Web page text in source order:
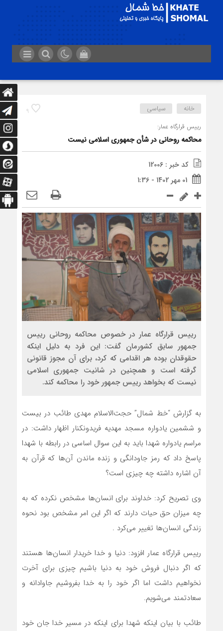
9 خانه سیاسی
رییس قرارگاه عمار:
محاکمه روحانی در شأن جمهوری اسلامی نیست
کد خبر : 12006
01 مهر 1402 - 1:36
رییس قرارگاه عمار در خصوص محاکمه روحانی رییس
جمهور سابق کشورمان گفت: این فرد به دلیل اینکه
حقوقدان بوده هر اقدامی که کرد، برای آن مجوز قانونی
گرفته است و همچنین در شانیت جمهوری اسلامی
نیست که بخواهد رییس جمهور خود را محاکمه کند.
به گزارش “خط شمال” حجت‌الاسلام مهدی طائب در بیست
و ششمین یادواره مسجد مهدیه فریدونکنار اظهار داشت: در
مراسم یادواره شهدا باید به این سوال اساسی در رابطه با شهدا
پاسخ داد که رمز جاودانگی و زنده ماندن آن‌ها که قرآن به
آن اشاره داشته چه چیزی است؟
وی تصریح کرد: خداوند برای انسان‌ها مشخص نکرده که به
چه میزان حق حیات دارند که اگر این امر مشخص بود نحوه
زندگی انسان‌ها تغییر می‌کرد .
رییس قرارگاه عمار افزود: دنیا و خدا خریدار انسان‌ها هستند
که اگر دنبال فروش خود به دنیا باشیم چیزی برای آخرت
نخواهیم داشت اما اگر خود را به خدا بفروشیم جاوادانه و
سعادتمند می‌شویم.
طائب با بیان اینکه شهدا برای اینکه در مسیر خدا جان خود